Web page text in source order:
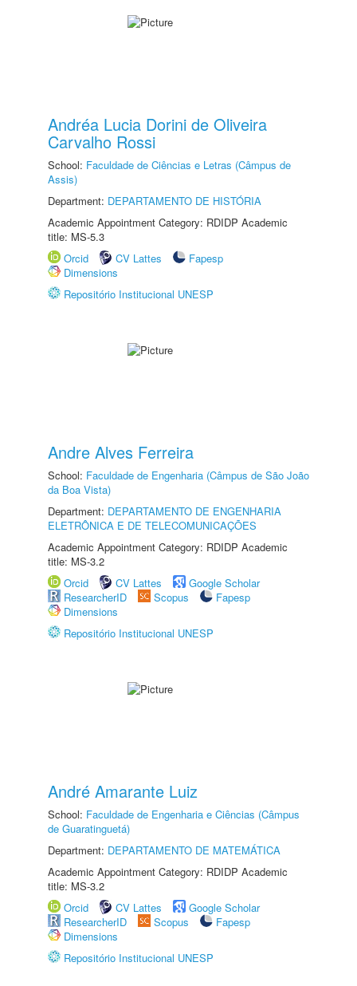
Andréa Lucia Dorini de Oliveira
Carvalho Rossi
School: Faculdade de Ciências e Letras (Câmpus de
Assis)
Department: DEPARTAMENTO DE HISTÓRIA
Academic Appointment Category: RDIDP Academic
title: MS-5.3
Orcid
CV Lattes
Fapesp
Dimensions
Repositório Institucional UNESP
Andre Alves Ferreira
School: Faculdade de Engenharia (Câmpus de São João
da Boa Vista)
Department: DEPARTAMENTO DE ENGENHARIA
ELETRÔNICA E DE TELECOMUNICAÇÕES
Academic Appointment Category: RDIDP Academic
title: MS-3.2
Orcid
CV Lattes
Google Scholar
ResearcherID
Scopus
Fapesp
Dimensions
Repositório Institucional UNESP
André Amarante Luiz
School: Faculdade de Engenharia e Ciências (Câmpus
de Guaratinguetá)
Department: DEPARTAMENTO DE MATEMÁTICA
Academic Appointment Category: RDIDP Academic
title: MS-3.2
Orcid
CV Lattes
Google Scholar
ResearcherID
Scopus
Fapesp
Dimensions
Repositório Institucional UNESP